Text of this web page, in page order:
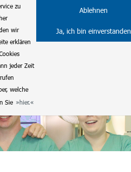
zu
wir
erklären
jeder Zeit
welche
Sie
hier.
Ablehnen
Ja, ich bin einverstanden